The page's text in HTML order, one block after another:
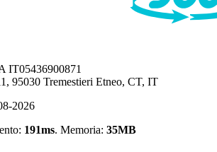
IT05436900871
95030 Tremestieri Etneo, CT, IT
2026
191ms. Memoria: 35MB